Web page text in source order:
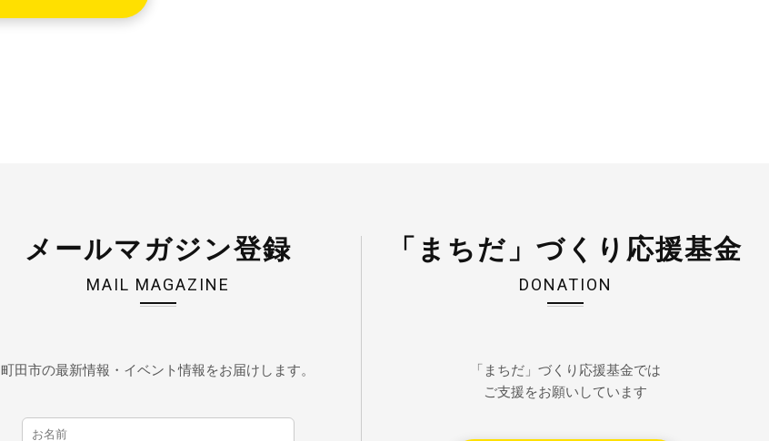
メールマガジン登録
MAIL MAGAZINE
町田市の最新情報・イベント情報をお届けします。
「まちだ」づくり応援基金
DONATION
「まちだ」づくり応援基金では
ご支援をお願いしています